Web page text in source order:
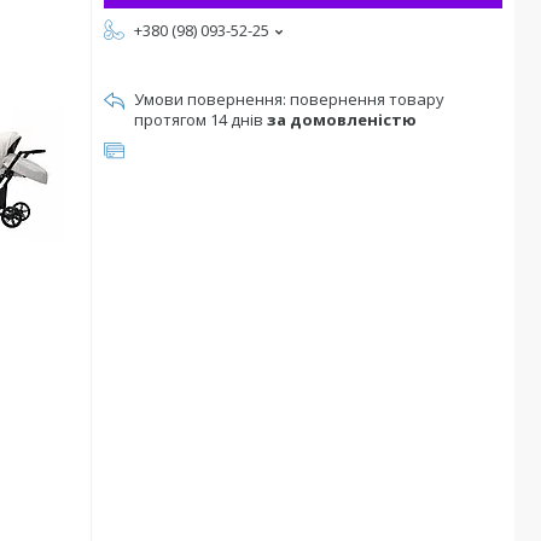
+380 (98) 093-52-25
повернення товару
протягом 14 днів за домовленістю